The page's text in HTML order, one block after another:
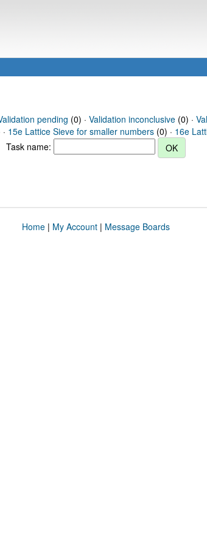
pending (0) · Validation inconclusive(0) ·
15e Lattice Sieve for smaller numbers (0) · 16e
Task name:
Home| My Account| Message Boards